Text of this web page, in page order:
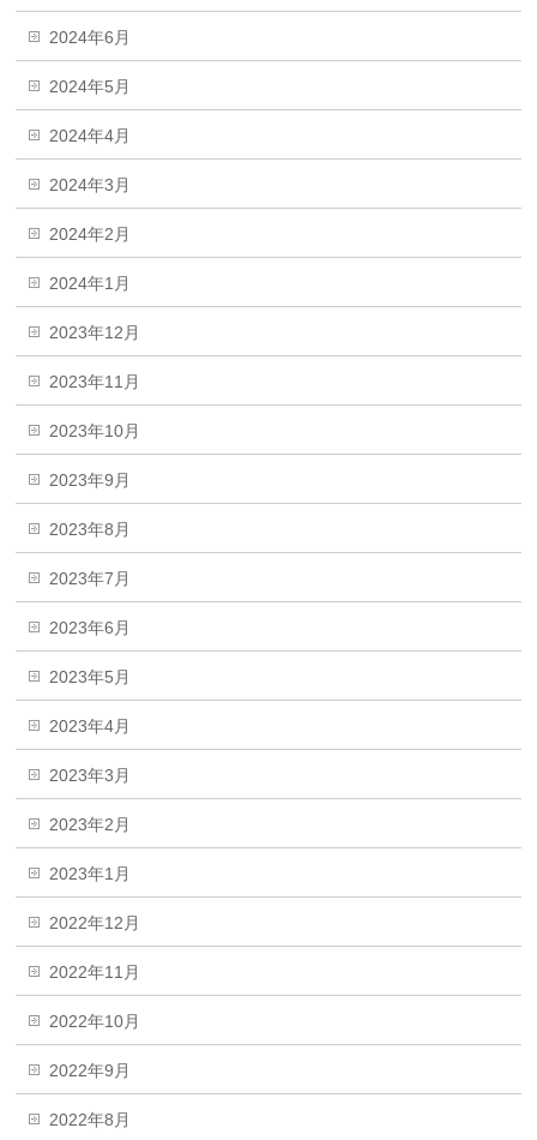
2024年6月
2024年5月
2024年4月
2024年3月
2024年2月
2024年1月
2023年12月
2023年11月
2023年10月
2023年9月
2023年8月
2023年7月
2023年6月
2023年5月
2023年4月
2023年3月
2023年2月
2023年1月
2022年12月
2022年11月
2022年10月
2022年9月
2022年8月